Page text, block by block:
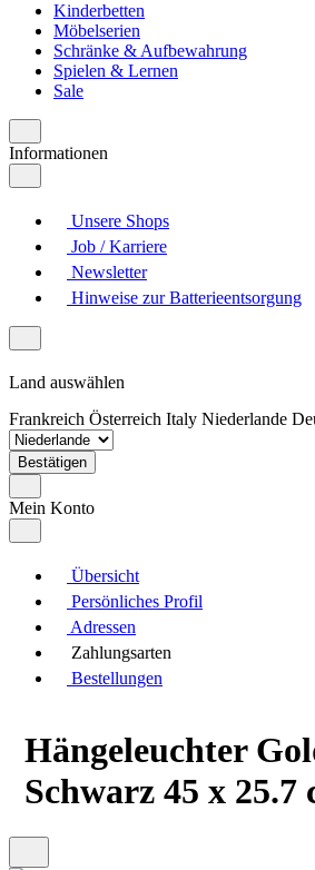
Kinderbetten
Möbelserien
Schränke & Aufbewahrung
Spielen & Lernen
Sale
Informationen
Unsere Shops
Job / Karriere
Newsletter
Hinweise zur Batterieentsorgung
Land auswählen
Frankreich Österreich Italy Niederlande
Bestätigen
Mein Konto
Übersicht
Persönliches Profil
Adressen
Zahlungsarten
Bestellungen
Hängeleuchter
Schwarz 45 x 25.7